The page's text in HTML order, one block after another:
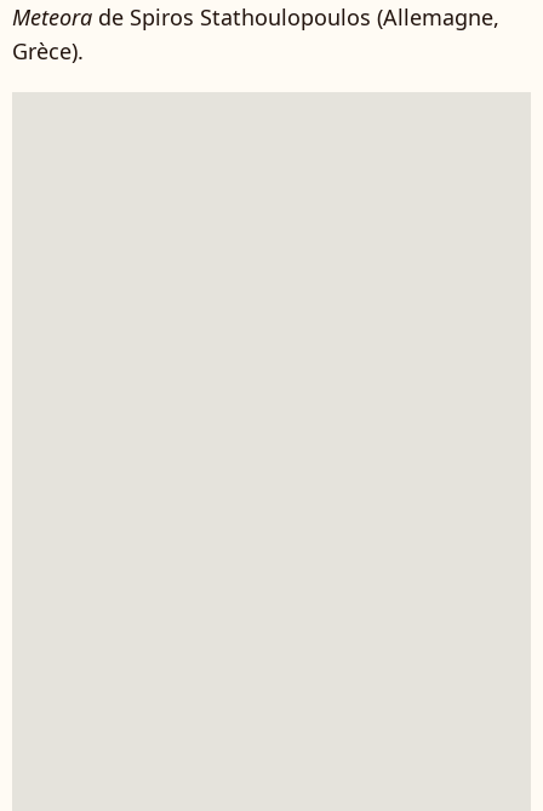
Meteora de Spiros Stathoulopoulos (Allemagne,
Grèce).